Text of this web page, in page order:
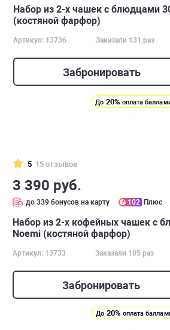
Набор из 2-х чашек с блюдцами
(костяной фарфор)
Артикул: 13736 Заказали 131 раз
Забронировать
До 20% оплата
5 15 отзывов
3 390 руб.
до 339 бонусов на карту 102 Плюс
Набор из 2-х кофейных чашек с
Noemi (костяной фарфор)
Артикул: 13733 Заказали 105 раз
Забронировать
До 20% оплата